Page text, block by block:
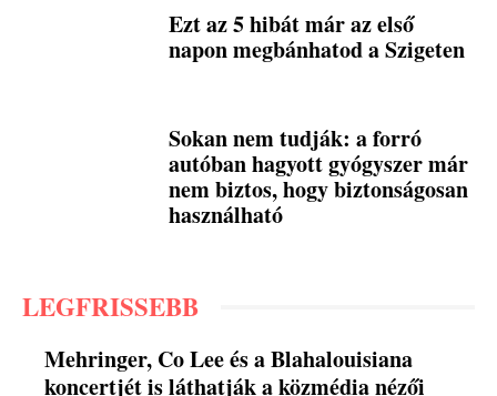
Ezt az 5 hibát már az első
napon megbánhatod a Szigeten
Sokan nem tudják: a forró
autóban hagyott gyógyszer már
nem biztos, hogy biztonságosan
használható
LEGFRISSEBB
Mehringer, Co Lee és a Blahalouisiana
koncertjét is láthatják a közmédia nézői